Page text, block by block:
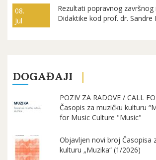
08.
Jul
Rezultati popravnog završnog
Didaktike kod prof. dr. Sandre
DOGAĐAJI
POZIV ZA RADOVE / CALL
Časopis za muzičku kulturu
for Music Culture "Music"
Objavljen novi broj Časopisa
kulturu „Muzika“ (1/2026)